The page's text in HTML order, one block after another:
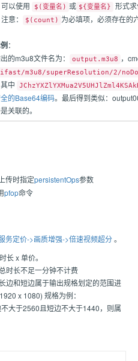
可以使用
$(变量名) 或 ${变量名}
形式
意：
$(count) 为必填项，必须存在的
：
的m3u8文件名为：
output.m3u8 ，
m3u8/superResolution/2/
中
的Base64编码。最后得到类似：
关联的。
传时指定persistentOps参数
pfop命令
务定价->画质增强->倍速视频超分。
长 x 单价。
时长不足一分钟不计费
边和短边属于输出规格划定的范围进
x 1080) 规格为例：
大于2560且短边不大于1440，则属